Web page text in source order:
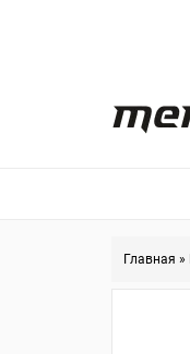
Главная »